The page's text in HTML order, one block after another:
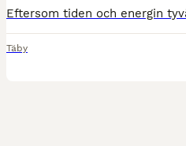
Täby